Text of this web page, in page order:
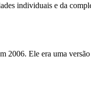
individuais e da
Ele era uma